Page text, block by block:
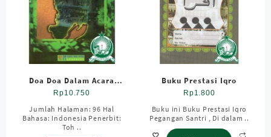
Doa Doa Dalam Acara
Resmi . Keagamaan Dan
Kemasyarakatan HVS , SC
Rp10.750
Jumlah Halaman: 96 Hal
Bahasa: Indonesia Penerbit:
Toh ..
Buku Prestasi Iqro
Rp1.800
Buku ini Buku Prestasi Iqro
Pegangan Santri , Di dalam ..